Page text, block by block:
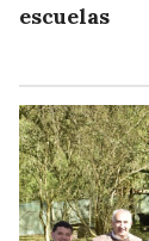
escuelas